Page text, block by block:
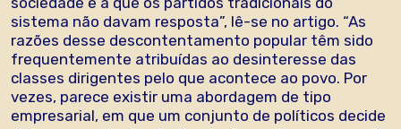
sistema não davam resposta”, lê-se no artigo. “As
razões desse descontentamento popular têm sido
frequentemente atribuídas ao desinteresse das
classes dirigentes pelo que acontece ao povo. Por
vezes, parece existir uma abordagem de tipo
empresarial, em que um conjunto de políticos decide